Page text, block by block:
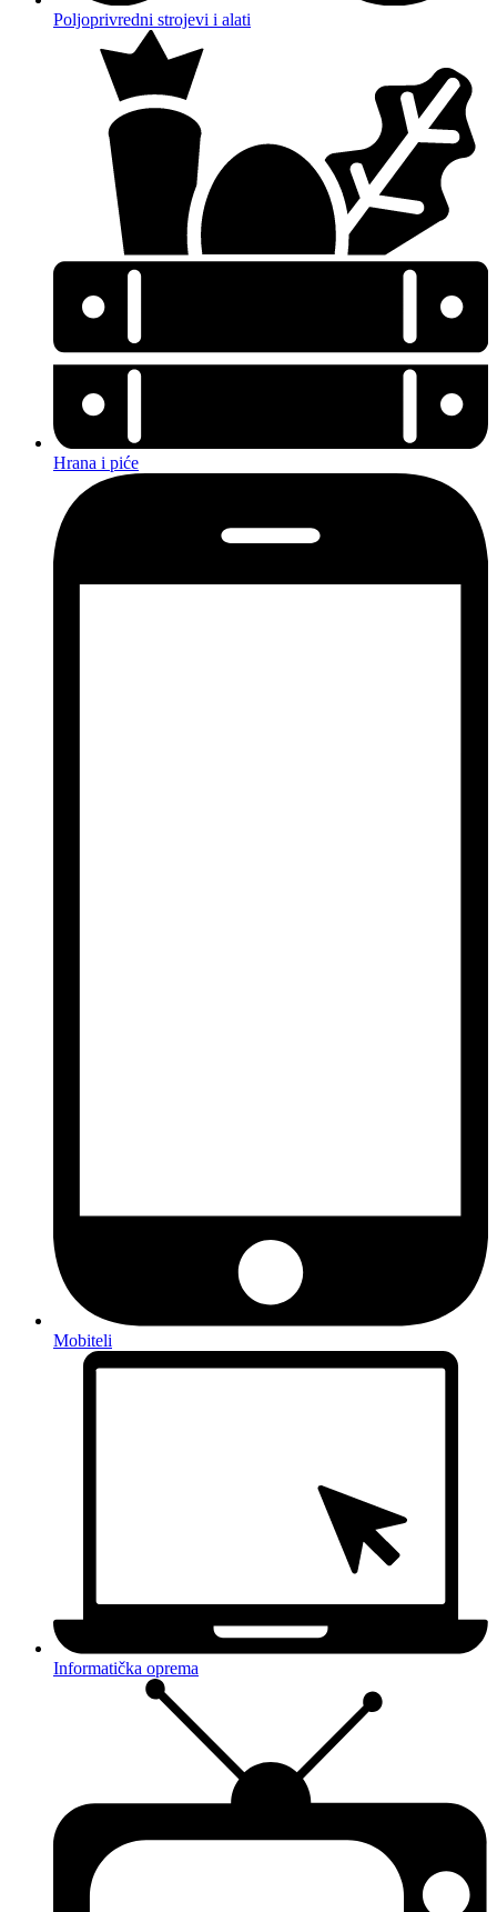
Poljoprivredni strojevi i alati
Hrana i piće
Mobiteli
Informatička oprema